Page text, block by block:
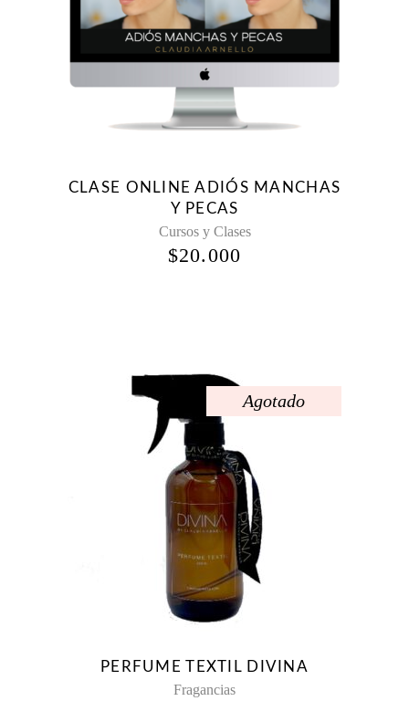
CLASE ONLINE ADIÓS MANCHAS
Y PECAS
Cursos y Clases
$20.000
Agotado
PERFUME TEXTIL DIVINA
Fragancias